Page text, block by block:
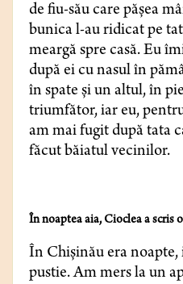
de fiu-său care pășea
bunica l-au ridicat pe
meargă spre casă. Eu
după ei cu nasul în
în spate și un altul, în
triumfător, iar eu,
am mai fugit după tata
făcut băiatul vecinilor.
În noaptea aia, Cioclea a scris
În Chișinău era noapte,
pustie. Am mers la un